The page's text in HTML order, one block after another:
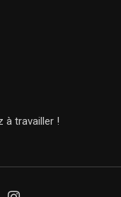
à travailler !